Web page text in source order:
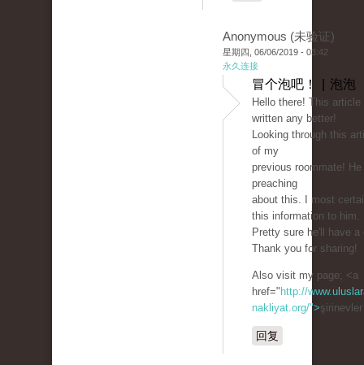
Anonymous (未验证)
星期四, 06/06/2019 - 03:42
永久连接
冒个泡吧！ | 泡泡
Hello there! This
written any better!
Looking through this
of my
previous roommate!
preaching
about this. I most
this information to him.
Pretty sure he'll have a
Thank you for sharing!
Also visit my page; <a
href=" http://
nakliyat.org/">
回复